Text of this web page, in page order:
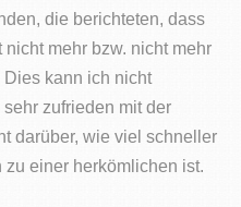
die berichteten, dass
mehr bzw. nicht mehr
kann ich nicht
zufrieden mit der
darüber, wie viel schneller
einer herkömlichen ist.